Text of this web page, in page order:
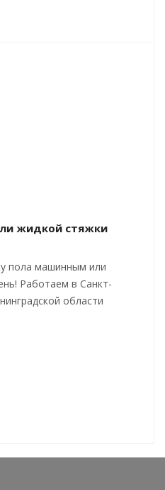
жидкой стяжки
пола машинным или
Работаем в Санкт-
области